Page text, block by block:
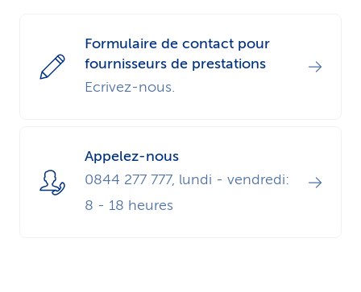
i
c
Formulaire de contact pour
fournisseurs de prestations
Ecrivez-nous.
Appelez-nous
0844 277 777, lundi - vendredi:
8 - 18 heures